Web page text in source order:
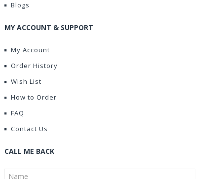
Blogs
MY ACCOUNT & SUPPORT
My Account
Order History
Wish List
How to Order
FAQ
Contact Us
CALL ME BACK